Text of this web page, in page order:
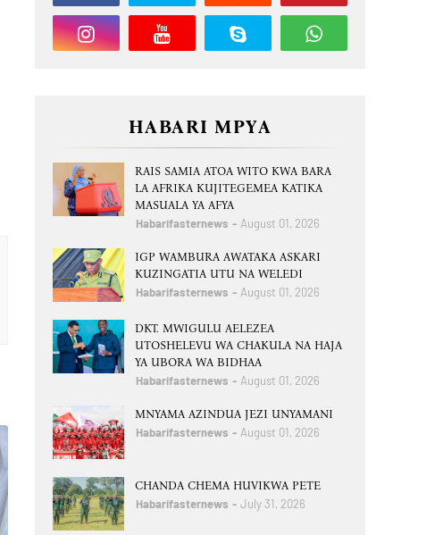
HABARI MPYA
RAIS SAMIA ATOA WITO KWA BARA
LA AFRIKA KUJITEGEMEA KATIKA
MASUALA YA AFYA
Habarifasternews August 01, 2026
IGP WAMBURA AWATAKA ASKARI
KUZINGATIA UTU NA WELEDI
Habarifasternews August 01, 2026
DKT. MWIGULU AELEZEA
UTOSHELEVU WA CHAKULA NA HAJA
YA UBORA WA BIDHAA
Habarifasternews August 01, 2026
MNYAMA AZINDUA JEZI UNYAMANI
Habarifasternews August 01, 2026
CHANDA CHEMA HUVIKWA PETE
Habarifasternews July 31, 2026